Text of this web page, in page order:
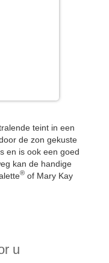
teint in een
de zon gekuste
en is ook een goed
kan de handige
® of Mary Kay
u